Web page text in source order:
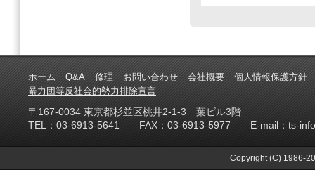
ホーム Q&A 修理 お問い合わせ 会社概要
個人情報保護方針
暴力団等反社会的勢力排除宣言
〒167-0034 東京都杉並区桃井2-1-3 葉ビル3階
TEL：03-6913-5641 FAX：03-6913-5977 E-mail：ts-
Copyright (C) 1986-